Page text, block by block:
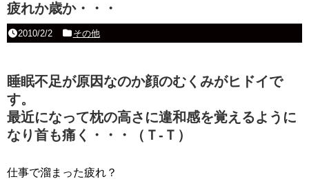
疲れか歳か・・・
2010/2/2 その他
睡眠不足が原因なのか顔のむくみがヒドイで
す。
最近になって枕の高さに違和感を覚えるように
なり首も痛く・・・（Ｔ-Ｔ）
仕事で溜まった疲れ？
古瓦
本日の一品
その他